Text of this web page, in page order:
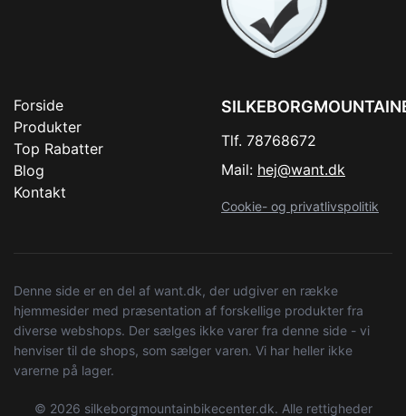
Forside
Produkter
Top Rabatter
Blog
Kontakt
Tlf. 78768672
Mail: hej@want.dk
Cookie- og privatlivspolitik
Denne side er en del af want.dk, der udgiver en række
hjemmesider med præsentation af forskellige produkter fra
diverse webshops. Der sælges ikke varer fra denne side - vi
henviser til de shops, som sælger varen. Vi har heller ikke
varerne på lager.
© 2026 silkeborgmountainbikecenter.dk. Alle rettigheder